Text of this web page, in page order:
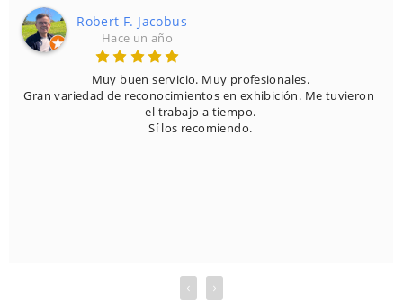
Robert F. Jacobus
Hace un año
Muy buen servicio. Muy profesionales.
Gran variedad de reconocimientos en exhibición. Me tuvieron
el trabajo a tiempo.
Sí los recomiendo.
‹ ›